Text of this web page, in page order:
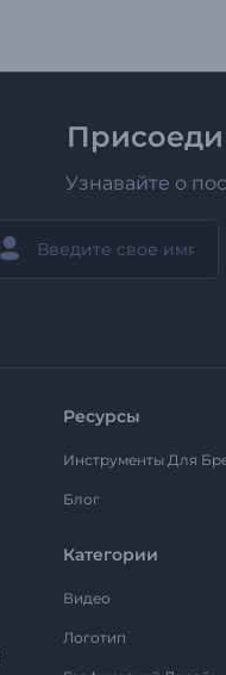
Узнавайте о
Ресурсы
Инструменты Для
Блог
Категории
Видео
Логотип